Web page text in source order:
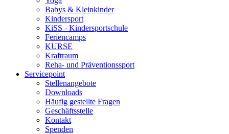
Babys & Kleinkinder
Kindersport
KiSS - Kindersportschule
Feriencamps
KURSE
Kraftraum
Reha- und Präventionssport
Servicepoint
Stellenangebote
Downloads
Häufig gestellte Fragen
Geschäftsstelle
Kontakt
Spenden